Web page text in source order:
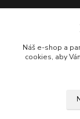
(Po-
Náš e-shop a
cookies, aby